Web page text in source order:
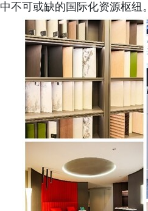
中不可或缺的国际化资源枢纽。